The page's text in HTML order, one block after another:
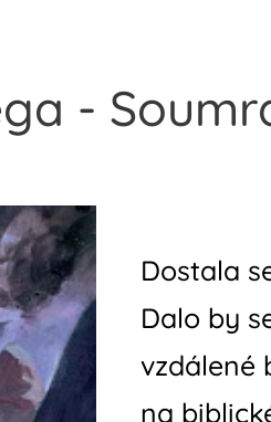
-
Dostala
Dalo by
vzdálené
na